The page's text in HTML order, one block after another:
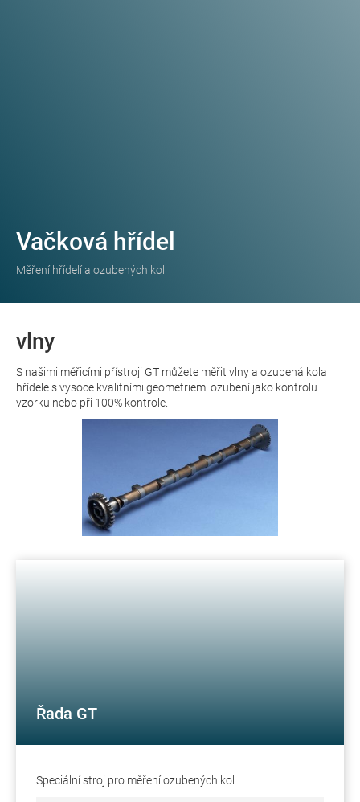
Vačková hřídel
Měření hřídelí a ozubených kol
vlny
S našimi měřicími přístroji GT můžete měřit vlny a ozubená kola
hřídele s vysoce kvalitními geometriemi ozubení jako kontrolu
vzorku nebo při 100% kontrole.
Řada GT
Speciální stroj pro měření ozubených kol